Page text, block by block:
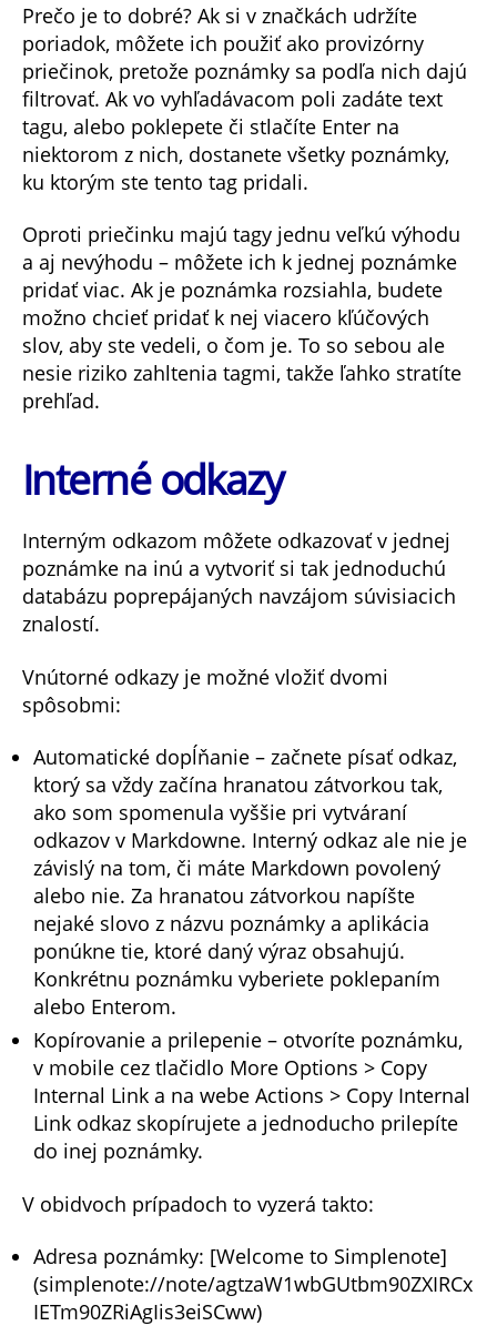
Prečo je to dobré? Ak si v značkách udržíte
poriadok, môžete ich použiť ako provizórny
priečinok, pretože poznámky sa podľa nich dajú
filtrovať. Ak vo vyhľadávacom poli zadáte text
tagu, alebo poklepete či stlačíte Enter na
niektorom z nich, dostanete všetky poznámky,
ku ktorým ste tento tag pridali.
Oproti priečinku majú tagy jednu veľkú výhodu
a aj nevýhodu – môžete ich k jednej poznámke
pridať viac. Ak je poznámka rozsiahla, budete
možno chcieť pridať k nej viacero kľúčových
slov, aby ste vedeli, o čom je. To so sebou ale
nesie riziko zahltenia tagmi, takže ľahko stratíte
prehľad.
Interné odkazy
Interným odkazom môžete odkazovať v jednej
poznámke na inú a vytvoriť si tak jednoduchú
databázu poprepájaných navzájom súvisiacich
znalostí.
Vnútorné odkazy je možné vložiť dvomi
spôsobmi:
Automatické dopĺňanie – začnete písať odkaz,
ktorý sa vždy začína hranatou zátvorkou tak,
ako som spomenula vyššie pri vytváraní
odkazov v Markdowne. Interný odkaz ale nie je
závislý na tom, či máte Markdown povolený
alebo nie. Za hranatou zátvorkou napíšte
nejaké slovo z názvu poznámky a aplikácia
ponúkne tie, ktoré daný výraz obsahujú.
Konkrétnu poznámku vyberiete poklepaním
alebo Enterom.
Kopírovanie a prilepenie – otvoríte poznámku,
v mobile cez tlačidlo More Options > Copy
Internal Link a na webe Actions > Copy Internal
Link odkaz skopírujete a jednoducho prilepíte
do inej poznámky.
V obidvoch prípadoch to vyzerá takto:
Adresa poznámky: [Welcome to Simplenote]
(simplenote://note/agtzaW1wbGUtbm90ZXIRCx
IETm90ZRiAgIis3eiSCww)